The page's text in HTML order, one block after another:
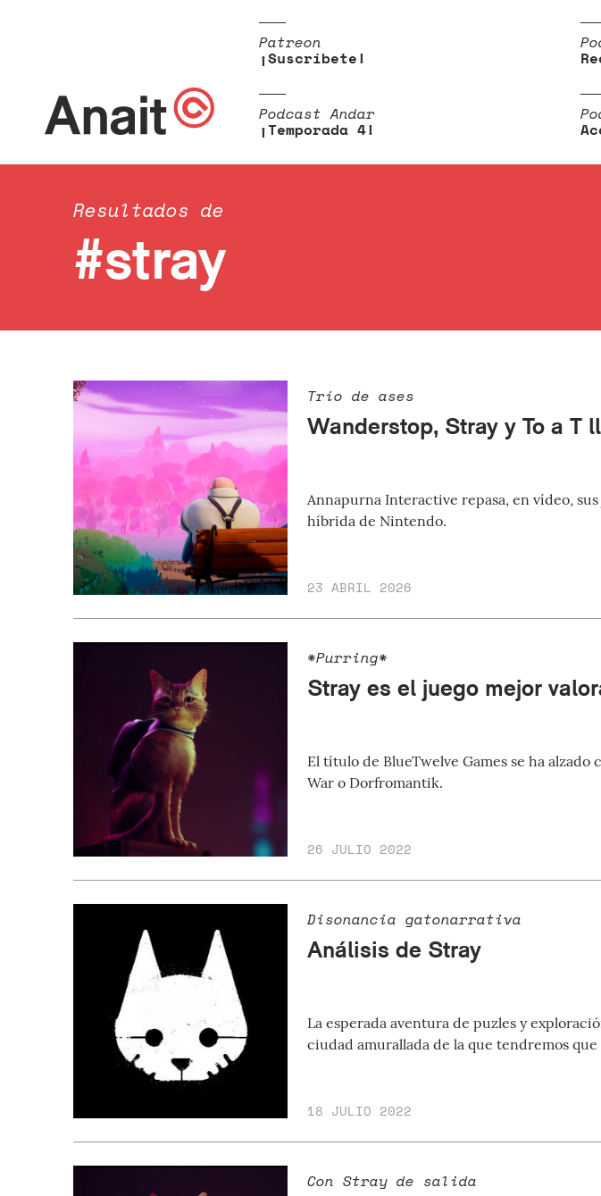
Patreon
¡Suscríbete!
Podcast Andar
¡Temporada 4!
Resultados de
#stray
Trío de ases
Wanderstop, Stray y To a T
Annapurna Interactive repasa, en vídeo,
híbrida de Nintendo.
23 ABRIL 2026
*Purring*
Stray es el juego mejor
El título de BlueTwelve Games se ha
War o Dorfromantik.
26 JULIO 2022
Disonancia gatonarrativa
Análisis de Stray
La esperada aventura de puzles y
ciudad amurallada de la que tendremos
18 JULIO 2022
Con Stray de salida